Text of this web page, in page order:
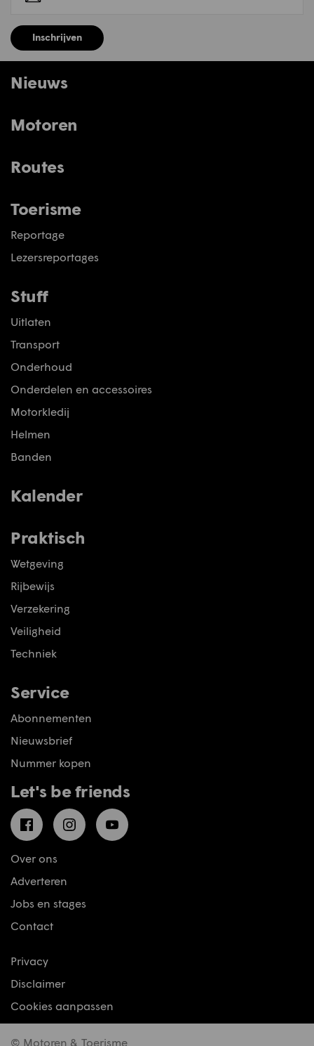
Inschrijven
Nieuws
Motoren
Routes
Toerisme
Reportage
Lezersreportages
Stuff
Uitlaten
Transport
Onderhoud
Onderdelen en accessoires
Motorkledij
Helmen
Banden
Kalender
Praktisch
Wetgeving
Rijbewijs
Verzekering
Veiligheid
Techniek
Service
Abonnementen
Nieuwsbrief
Nummer kopen
Let's be friends
FacebookInstagramYouTube
Over ons
Adverteren
Jobs en stages
Contact
Privacy
Disclaimer
Cookies aanpassen
© Motoren & Toerisme